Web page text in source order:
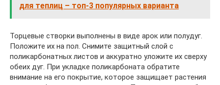
для теплиц – топ-3 популярных варианта
Торцевые створки выполнены в виде арок или полудуг.
Положите их на пол. Снимите защитный слой с
поликарбонатных листов и аккуратно уложите их сверху
обеих дуг. При укладке поликарбоната обратите
внимание на его покрытие, которое защищает растения